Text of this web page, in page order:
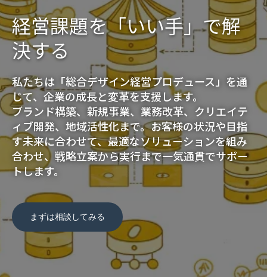
経営課題を「いい手」で解
決する
私たちは「総合デザイン経営プロデュース」を通
じて、企業の成長と変革を支援します。
ブランド構築、新規事業、業務改革、クリエイテ
ィブ開発、地域活性化まで。お客様の状況や目指
す未来に合わせて、最適なソリューションを組み
合わせ、戦略立案から実行まで一気通貫でサポー
トします。
まずは相談してみる